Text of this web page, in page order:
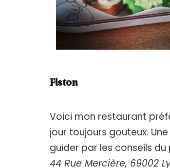
Fiston
Voici mon restaurant
jour toujours gouteux.
guider par les conseils
44 Rue Mercière, 69002